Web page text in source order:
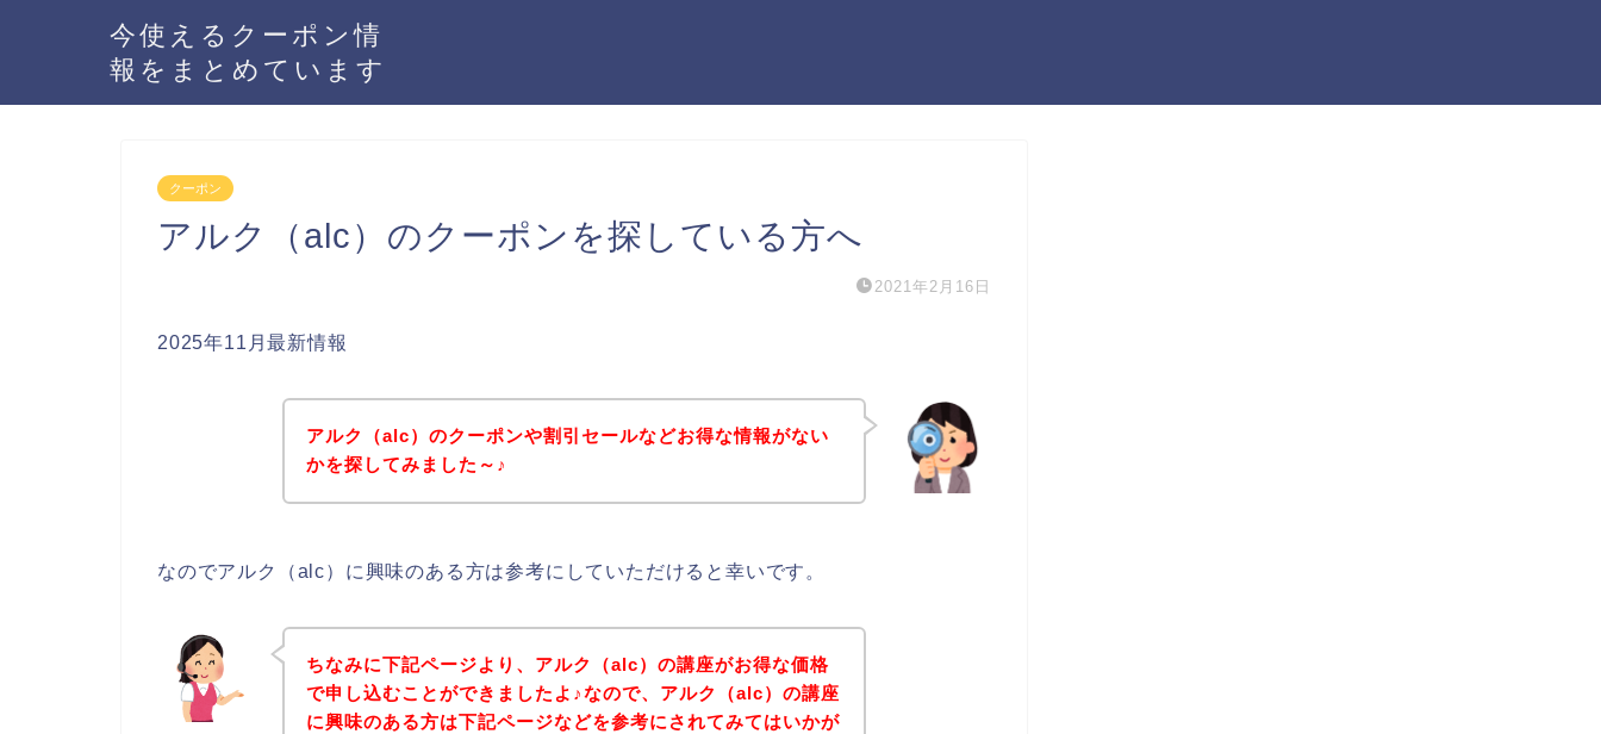
今使えるクーポン情
報をまとめています
クーポン
アルク（alc）のクーポンを探している方へ
2021年2月16日
2025年11月最新情報
アルク（alc）のクーポンや割引セールなどお得な情報がない
かを探してみました～♪
なのでアルク（alc）に興味のある方は参考にしていただけると幸いです。
ちなみに下記ページより、アルク（alc）の講座がお得な価格
で申し込むことができましたよ♪なので、アルク（alc）の講座
に興味のある方は下記ページなどを参考にされてみてはいかが